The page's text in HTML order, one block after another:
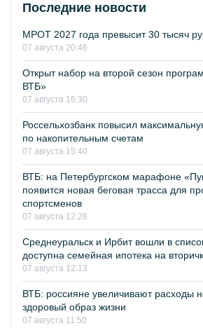
Последние новости
МРОТ 2027 года превысит 30 тысяч
07 августа 20:46
Открыт набор на второй сезон
ВТБ»
07 августа 16:30
Россельхозбанк повысил
по накопительным счетам
07 августа 15:40
ВТБ: на Петербургском марафоне
появится новая беговая трасса для
спортсменов
07 августа 12:28
Среднеуральск и Ирбит вошли в
доступна семейная ипотека на
07 августа 12:13
ВТБ: россияне увеличивают расходы
здоровый образ жизни
07 августа 11:50